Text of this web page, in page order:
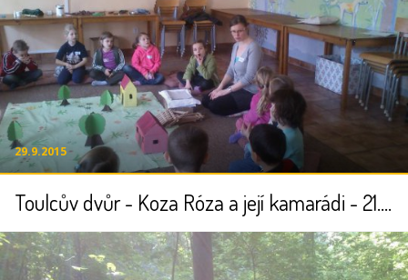
29.9.2015
Toulcův dvůr - Koza Róza a její kamarádi - 21.3.2015